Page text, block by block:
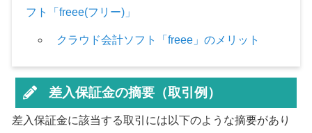
フト「freee(フリー)」
クラウド会計ソフト「freee」のメリット
差入保証金の摘要（取引例）
差入保証金に該当する取引には以下のような摘要があり